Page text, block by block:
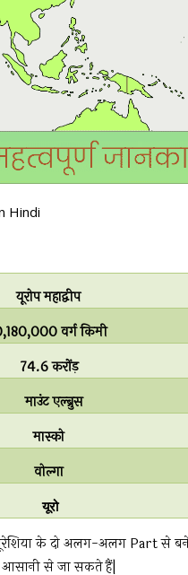
Hindi
यूरोप महाद्वीप
वर्ग किमी
74.6 करोंड़
माउंट एल्ब्रुस
मास्को
वोल्गा
यूरो
के दो अलग-अलग Part से
से जा सकते हैं|